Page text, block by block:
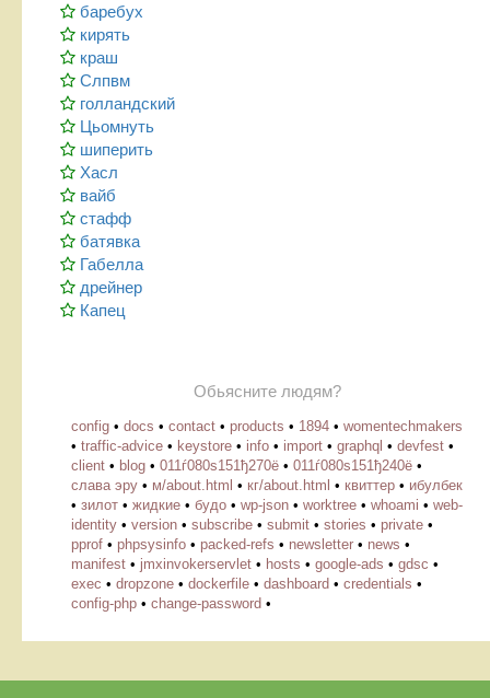
баребух
кирять
краш
Слпвм
голландский
Цьомнуть
шиперить
Хасл
вайб
стафф
батявка
Габелла
дрейнер
Капец
Обьясните людям?
config • docs • contact • products • 1894 • womentechmakers
• traffic-advice • keystore • info • import • graphql • devfest •
client • blog • 011ѓ080ѕ151ђ270ё • 011ѓ080ѕ151ђ240ё •
слава эру • м/about.html • кг/about.html • квиттер • ибулбек
• зилот • жидкие • будо • wp-json • worktree • whoami • web-
identity • version • subscribe • submit • stories • private •
pprof • phpsysinfo • packed-refs • newsletter • news •
manifest • jmxinvokerservlet • hosts • google-ads • gdsc •
exec • dropzone • dockerfile • dashboard • credentials •
config-php • change-password •